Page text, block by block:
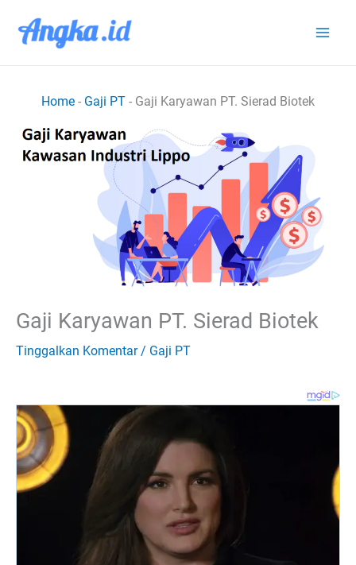
Home - Gaji PT - Gaji Karyawan PT. Sierad Biotek
Gaji Karyawan PT. Sierad Biotek
Tinggalkan Komentar / Gaji PT